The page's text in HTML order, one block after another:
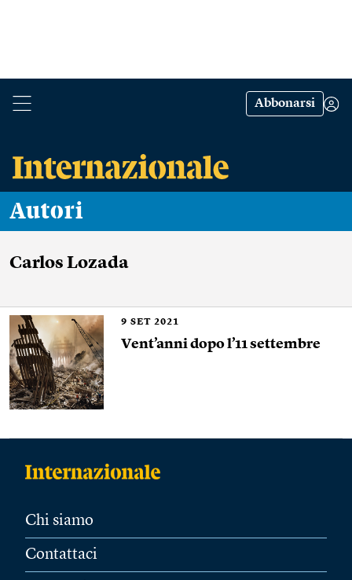
Abbonarsi
Autori
Carlos Lozada
9 SET 2021
Vent’anni dopo l’11 settembre
Chi siamo
Contattaci